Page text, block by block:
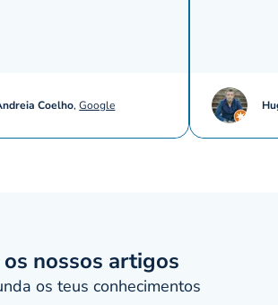
Coelho,Google
os nossos artigos
os teus conhecimentos